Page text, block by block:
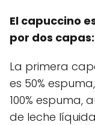
El capuccino
por dos capas:
La primera
es 50%
100% espuma,
de leche